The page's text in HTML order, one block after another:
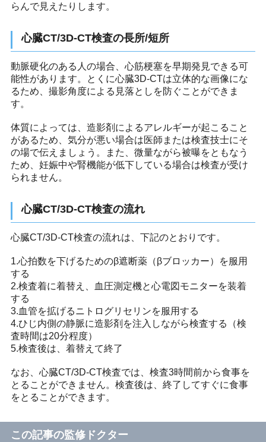
らんで見えたりします。
心臓CT/3D-CT検査の長所/短所
動脈硬化のある人の場合、心筋梗塞を早期発見できる可
能性があります。とくに心臓3D-CTは立体的な画像にな
るため、撮影角度による見落としを防ぐことができま
す。
体質によっては、造影剤によるアレルギーが起こること
があるため、気分が悪い場合は医師または検査技士にそ
の場で伝えましょう。また、微量ながら被曝をともなう
ため、妊娠中や腎機能が低下している場合は検査が受け
られません。
心臓CT/3D-CT検査の流れ
心臓CT/3D-CT検査の流れは、下記のとおりです。
1.心拍数を下げるためのβ遮断薬（βブロッカー）を服用
する
2.検査着に着替え、血圧測定機と心電図モニターを装着
する
3.血管を拡げるニトログリセリンを服用する
4.ひじ内側の静脈に造影剤を注入しながら検査する（検
査時間は20分程度）
5.検査後は、着替えて終了
なお、心臓CT/3D-CT検査では、検査3時間前から食事を
とることができません。検査後は、終了してすぐに食事
をとることができます。
この記事の監修ドクター